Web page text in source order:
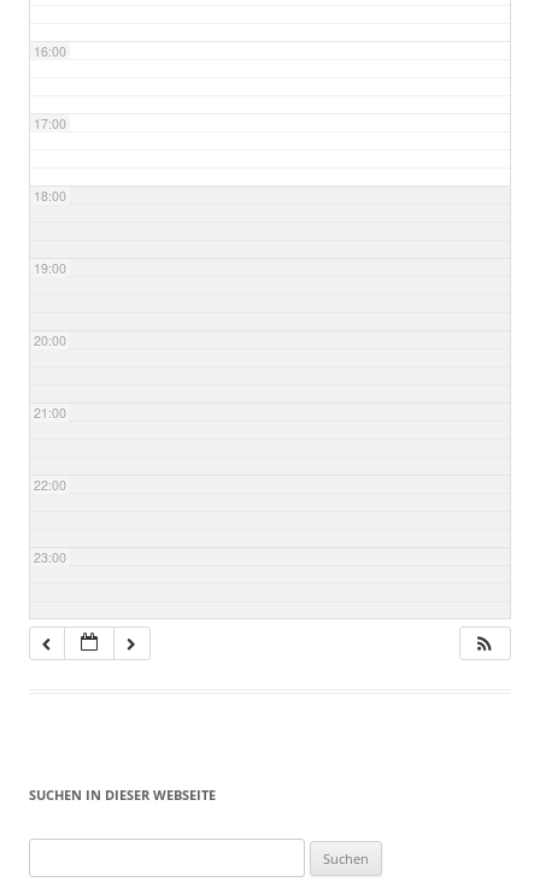
16:00
17:00
18:00
19:00
20:00
21:00
22:00
23:00
SUCHEN IN DIESER WEBSEITE
nach: